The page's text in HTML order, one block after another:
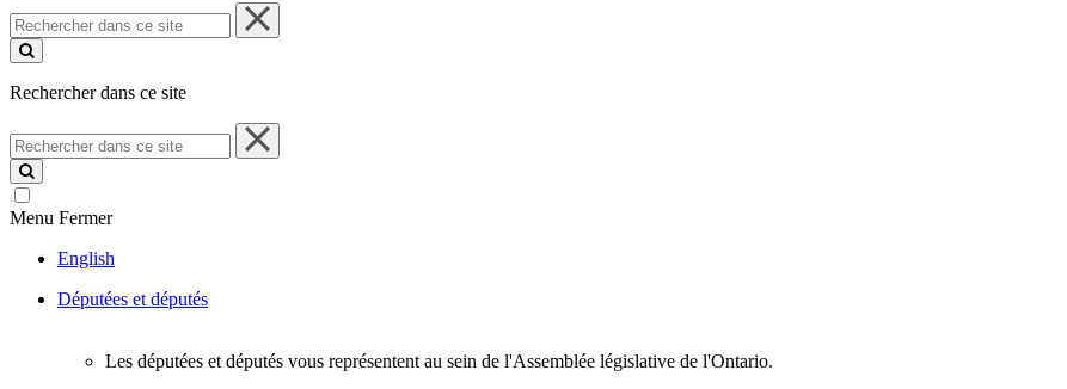
Rechercher
dans
ce
Rechercher dans ce site
Rechercher
dans
ce
site
Menu Fermer
English
Députées et députés
Les députées et députés vous représentent au sein de l'Assemblée législative de l'Ontario.